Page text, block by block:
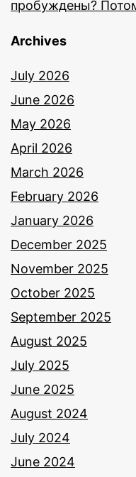
пробуждены?
Archives
July 2026
June 2026
May 2026
April 2026
March 2026
February 2026
January 2026
December 2025
November 2025
October 2025
September 2025
August 2025
July 2025
June 2025
August 2024
July 2024
June 2024